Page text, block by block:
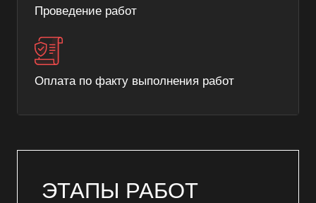
Проведение работ
Оплата по факту выполнения работ
ЭТАПЫ РАБОТ